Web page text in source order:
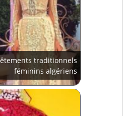
traditionnels
féminins algériens